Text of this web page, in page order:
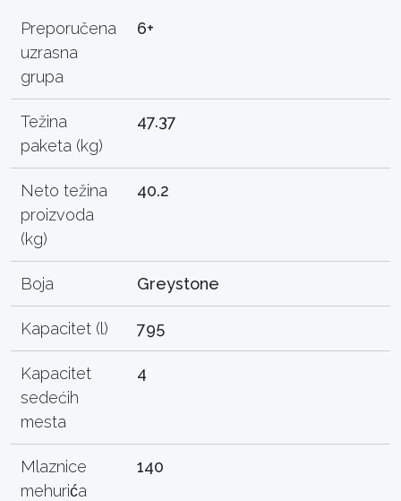
Preporučena
uzrasna
grupa
6+
Težina
paketa (kg)
47.37
Neto težina
proizvoda
(kg)
40.2
Boja Greystone
Kapacitet (l) 795
Kapacitet
sedećih
mesta
4
Mlaznice
mehurića
140